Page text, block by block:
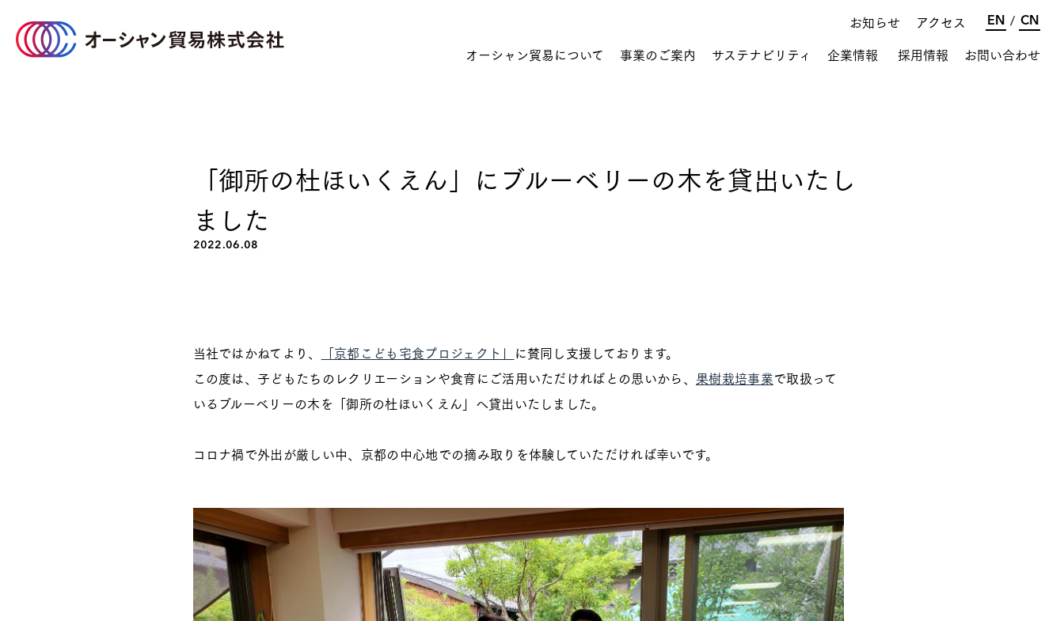
お知らせ アクセス EN / CN
オーシャン貿易について 事業のご案内
食品 輸入 生花 海外生産・輸入
サステナビリティ
環境のために
企業情報
トップのメッセージ 経営理念 会社概要
採用情報 お問い合わせ
「御所の杜ほいくえん」にブルーベリーの木を貸出いたし
ました
2022.06.08
当社ではかねてより、 「京都こども宅食プロジェクト」 に賛同し支援しております。
この度は、子どもたちのレクリエーションや食育にご活用いただければとの思いから、 果樹栽培事業で取扱って
いるブルーベリーの木を「御所の杜ほいくえん」へ貸出いたしました。
コロナ禍で外出が厳しい中、京都の中心地での摘み取りを体験していただければ幸いです。